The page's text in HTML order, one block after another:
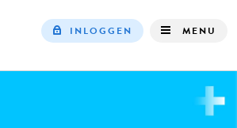
navigation
INLOGGEN MENU